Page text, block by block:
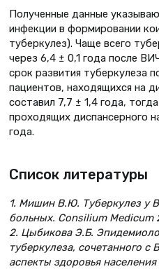
Полученные данные
инфекции в формировании
туберкулез). Чаще всего
через 6,4 ± 0,1 года после
срок развития туберкулеза
пациентов, находящихся на
составил 7,7 ± 1,4 года,
проходящих диспансерного
года.
Список литературы
1. Мишин В.Ю. Туберкулез у
больных. Consilium Medicum
2. Цыбикова Э.Б.
туберкулеза, сочетанного
аспекты здоровья населения